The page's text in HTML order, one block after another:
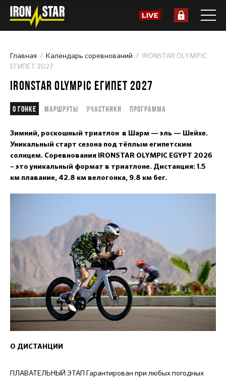
Главная Календарь соревнований
IRONSTAR OLYMPIC
ЕГИПЕТ 2027
IRONSTAR OLYMPIC ЕГИПЕТ 2027
О гонке Маршруты Участники Программа
Зимний, роскошный триатлон в Шарм — эль — Шейхе.
Уникальный старт сезона под тёплым египетским
солнцем. Соревнования IRONSTAR OLYMPIC EGYPT 2026
– это уникальный формат в триатлоне. Дистанция: 1.5
км плавание, 42.8 км велогонка, 9.8 км бег.
О ДИСТАНЦИИ
ПЛАВАТЕЛЬНЫЙ ЭТАП Гарантирован при любых погодных